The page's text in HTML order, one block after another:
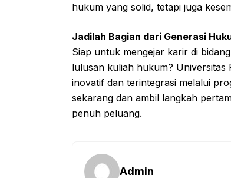
hukum yang solid, tetapi juga
Jadilah Bagian dari Generasi
Siap untuk mengejar karir di
lulusan kuliah hukum?
inovatif dan terintegrasi melalui
sekarang dan ambil langkah
penuh peluang.
Admin